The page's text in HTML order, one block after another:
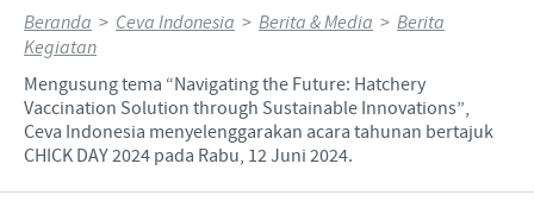
Beranda > Ceva Indonesia > Berita & Media > Berita
Kegiatan
Mengusung tema “Navigating the Future: Hatchery
Vaccination Solution through Sustainable Innovations”,
Ceva Indonesia menyelenggarakan acara tahunan bertajuk
CHICK DAY 2024 pada Rabu, 12 Juni 2024.